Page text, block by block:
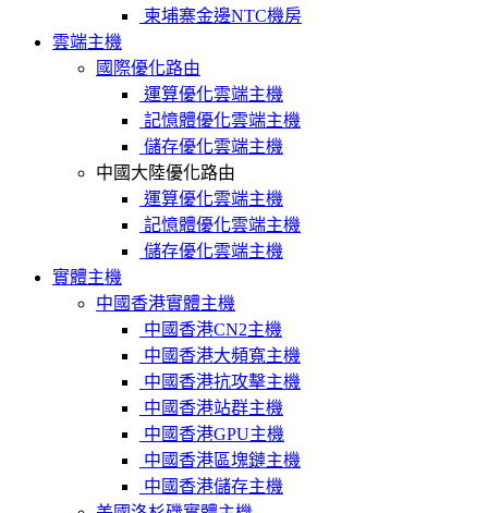
柬埔寨金邊NTC機房
雲端主機
國際優化路由
運算優化雲端主機
記憶體優化雲端主機
儲存優化雲端主機
中國大陸優化路由
運算優化雲端主機
記憶體優化雲端主機
儲存優化雲端主機
實體主機
中國香港實體主機
中國香港CN2主機
中國香港大頻寬主機
中國香港抗攻擊主機
中國香港站群主機
中國香港GPU主機
中國香港區塊鏈主機
中國香港儲存主機